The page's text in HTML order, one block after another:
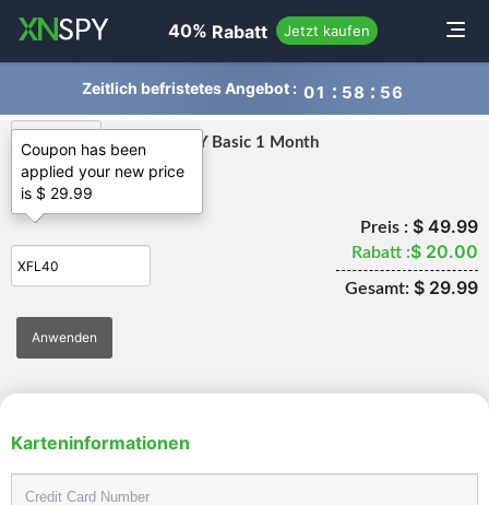
Toggle
40% Rabatt Jetzt kaufen
Zeitlich befristetes Angebot : 01 58 56
Prämie
XNSPY Basic 1 Month
Coupon has been
applied your new price
is $ 29.99
Preis : $ 49.99
Rabatt :$ 20.00
Gesamt: $ 29.99
Karteninformationen